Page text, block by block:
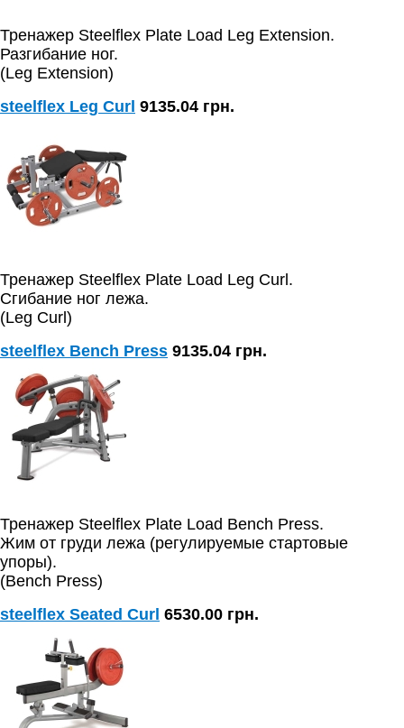
Тренажер Steelflex Plate Load Leg Extension.
Разгибание ног.
(Leg Extension)
steelflex Leg Curl 9135.04 грн.
Тренажер Steelflex Plate Load Leg Curl.
Сгибание ног лежа.
(Leg Curl)
steelflex Bench Press 9135.04 грн.
Тренажер Steelflex Plate Load Bench Press.
Жим от груди лежа (регулируемые стартовые
упоры).
(Bench Press)
steelflex Seated Curl 6530.00 грн.